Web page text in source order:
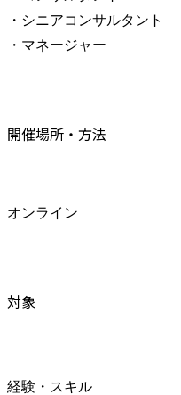
・シニアコンサルタント
・マネージャー
開催場所・方法
オンライン
対象
経験・スキル